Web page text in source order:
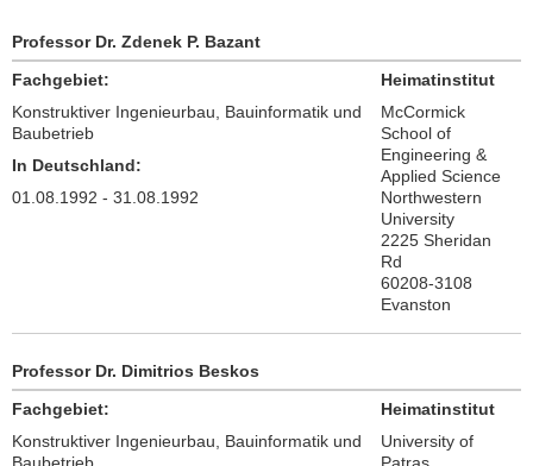
Professor Dr. Zdenek P. Bazant
Fachgebiet:
Konstruktiver Ingenieurbau, Bauinformatik und
Baubetrieb
In Deutschland:
01.08.1992 - 31.08.1992
Heimatinstitut
McCormick
School of
Engineering &
Applied Science
Northwestern
University
2225 Sheridan
Rd
60208-3108
Evanston
Professor Dr. Dimitrios Beskos
Fachgebiet:
Konstruktiver Ingenieurbau, Bauinformatik und
Heimatinstitut
University of